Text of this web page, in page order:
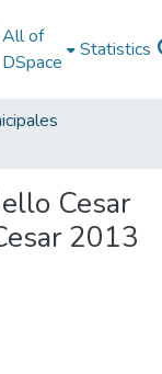
All of
DSpace
Statistics
Cesar
2013